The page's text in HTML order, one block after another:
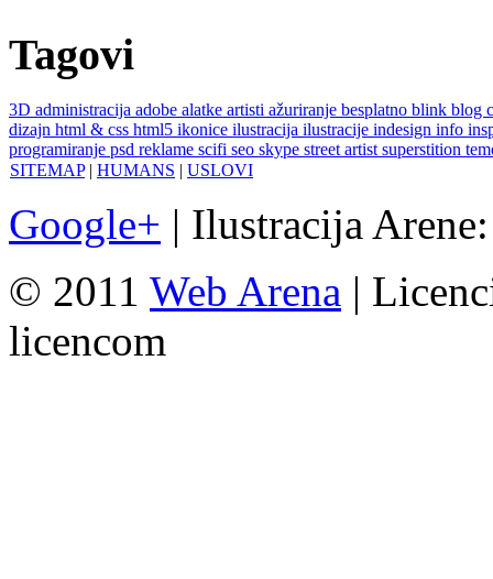
Tagovi
3D administracija adobe alatke artisti ažuriranje besplatno blink blog
dizajn html & css html5 ikonice ilustracija ilustracije indesign info
programiranje psd reklame scifi seo skype street artist superstition
SITEMAP| HUMANS | USLOVI
Google+ | Ilustracija
© 2011 Web Arena |
licencom